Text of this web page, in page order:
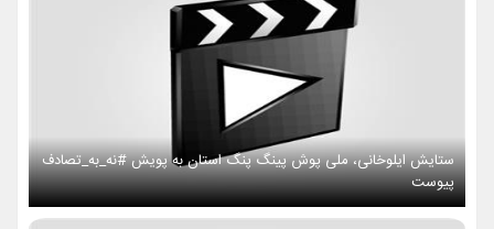
ستایش ایلوخانی، ملی پوش پینگ پنگ استان به پویش #نه_به_تصادف
پیوست